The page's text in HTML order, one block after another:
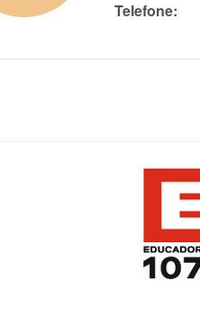
Telefone: